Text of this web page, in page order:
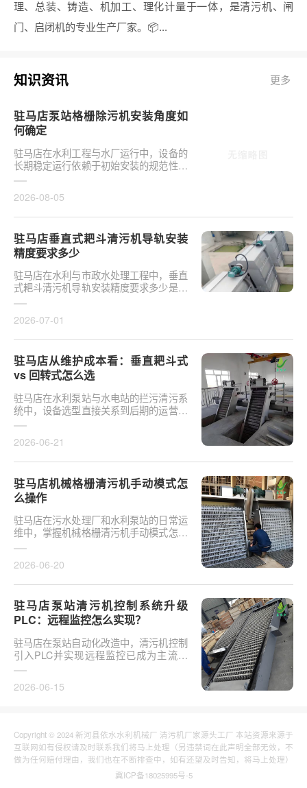
理、总装、铸造、机加工、理化计量于一体，是清污机、闸
门、启闭机的专业生产厂家。📦...
知识资讯 更多
驻马店泵站格栅除污机安装角度如
何确定
驻马店在水利工程与水厂运行中，设备的
长期稳定运行依赖于初始安装的规范性。
对于泵站核心拦污设备而言，其倾斜度直
2026-08-05
驻马店垂直式耙斗清污机导轨安装
精度要求多少
驻马店在水利与市政水处理工程中，垂直
式耙斗清污机导轨安装精度要求多少是决
定设备运行平稳性的核心**。导轨作为耙
2026-07-01
驻马店从维护成本看：垂直耙斗式
vs 回转式怎么选
驻马店在水利泵站与水电站的拦污清污系
统中，设备选型直接关系到后期的运营开
支。探讨从维护成本看：垂直耙斗式 vs
2026-06-21
驻马店机械格栅清污机手动模式怎
么操作
驻马店在污水处理厂和水利泵站的日常运
维中，掌握机械格栅清污机手动模式怎么
操作是保障设备稳定运行的基础环节。以
2026-06-20
驻马店泵站清污机控制系统升级
PLC：远程监控怎么实现？
驻马店在泵站自动化改造中，清污机控制
引入PLC并实现远程监控已成为主流趋
势。传统清污机多采用继电器硬接线，无
2026-06-15
Copyright © 2024 新河县依水水利机械厂 清污机厂家源头工厂 本站资源来源于
互联网如有侵权请及时联系我们将马上处理（另违禁词在此声明全部无效，不
做为任何赔付理由，我们也在不断排查中，如有还望及时告知，将马上处理）
冀ICP备18025995号-5